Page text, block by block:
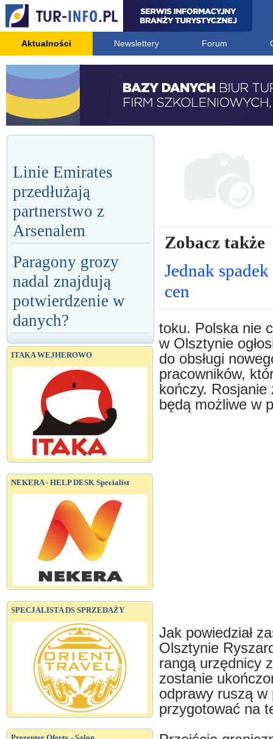
Aktualności Newslettery Forum
Linie Emirates
przedłużają
partnerstwo z
Arsenalem
Paragony grozy
nadal znajdują
potwierdzenie w
danych?
ITAKA WEJHEROWO
NEKERA - HELP DESK Specialist
SPECJALISTA DS SPRZEDAŻY
Zobacz także
Jednak spadek
cen
toku. Polska nie
w Olsztynie
do obsługi
pracowników,
kończy.
będą możliwe w
Jak powiedział
Olsztynie
rangą urzędnicy
zostanie
odprawy ruszą w
przygotować na